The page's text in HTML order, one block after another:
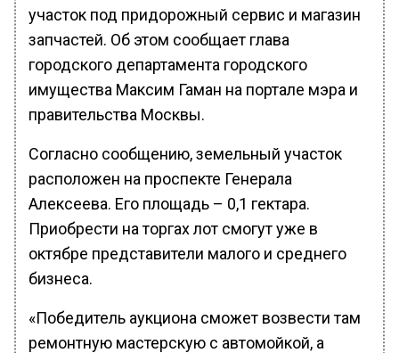
участок под придорожный сервис и магазин
запчастей. Об этом сообщает глава
городского департамента городского
имущества Максим Гаман на портале мэра и
правительства Москвы.
Согласно сообщению, земельный участок
расположен на проспекте Генерала
Алексеева. Его площадь – 0,1 гектара.
Приобрести на торгах лот смогут уже в
октябре представители малого и среднего
бизнеса.
«Победитель аукциона сможет возвести там
ремонтную мастерскую с автомойкой, а